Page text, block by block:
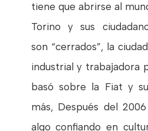
tiene que abrirse al
Torino y sus
son “cerrados”, la
industrial y trabajadora
basó sobre la Fiat y
más, Después del
algo confiando en